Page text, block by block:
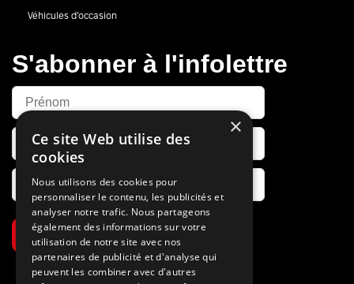
Véhicules d’occasion
S'abonner à l'infolettre
S’abonner
×
Ce site Web utilise des
cookies
Nous utilisons des cookies pour
personnaliser le contenu, les publicités et
analyser notre trafic. Nous partageons
également des informations sur votre
utilisation de notre site avec nos
partenaires de publicité et d'analyse qui
peuvent les combiner avec d'autres